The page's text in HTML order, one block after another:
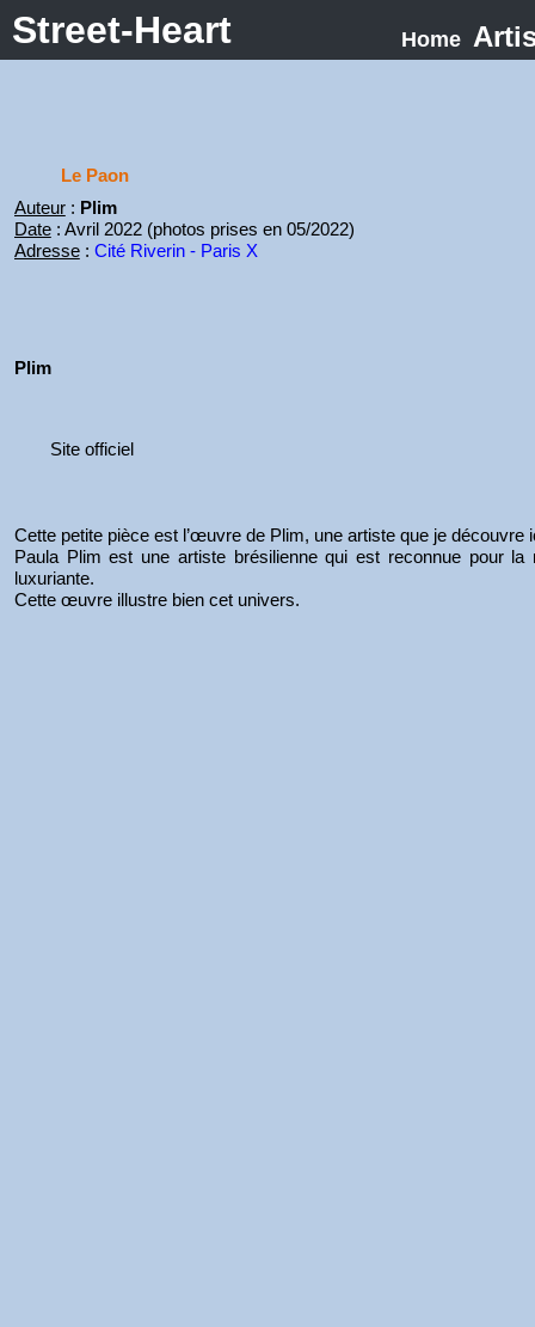
Street-Heart Home
Le Paon
Auteur: Plim
Date: Avril 2022 (photos prises en 05/2022)
Adresse: Cité Riverin - Paris X
Plim
Site officiel
Cette petite pièce est l’œuvre de Plim, une artiste que je découvre
Paula Plim est une artiste brésilienne qui est reconnue pour
luxuriante.
Cette œuvre illustre bien cet univers.